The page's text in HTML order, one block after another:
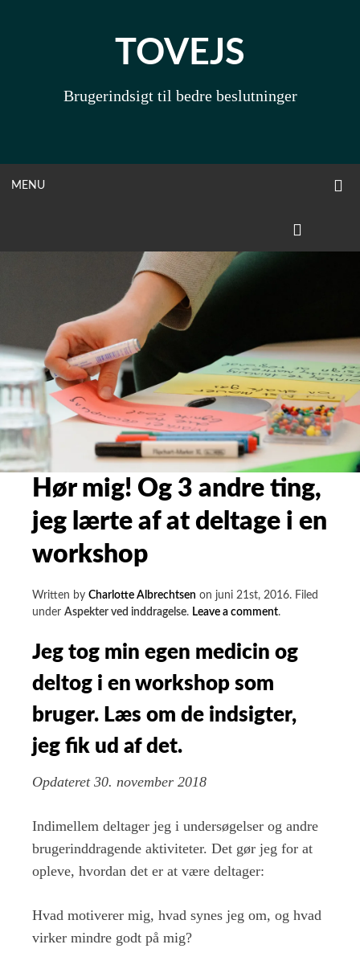
TOVEJS
Brugerindsigt til bedre beslutninger
MENUOPEN
Hør mig! Og 3 andre ting,
jeg lærte af at deltage i en
workshop
Written by Charlotte Albrechtsen on juni 21st, 2016. Filed
under Aspekter ved inddragelse. Leave a commenton
Og
ting,
en
workshop
.
Jeg tog min egen medicin og
deltog i en workshop som
bruger. Læs om de indsigter,
jeg fik ud af det.
Opdateret 30. november 2018
Indimellem deltager jeg i undersøgelser og andre
brugerinddragende aktiviteter. Det gør jeg for at
opleve, hvordan det er at være deltager:
Hvad motiverer mig, hvad synes jeg om, og hvad
virker mindre godt på mig?